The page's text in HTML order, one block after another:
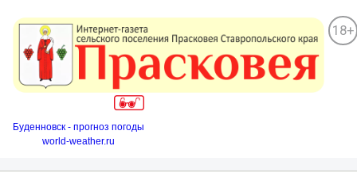
18+
Буденновск - прогноз погоды
world-weather.ru